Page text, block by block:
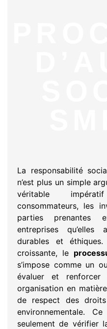
La responsabilité
n’est plus un simple
véritable
consommateurs, les
parties prenantes
entreprises qu’elles
durables et
croissante, le
s’impose comme un
évaluer et renforcer
organisation en
de respect des
environnementale.
seulement de vérifier